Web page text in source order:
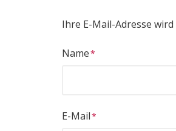
Ihre E-Mail-Adresse
Name
E-Mail